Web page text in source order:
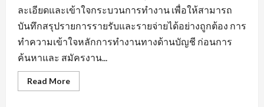
ละเอียดและเข้าใจกระบวนการทำงาน เพื่อให้สามารถ
บันทึกสรุปรายการรายรับและรายจ่ายได้อย่างถูกต้อง การ
ทำความเข้าใจหลักการทำงานทางด้านบัญชี ก่อนการ
ค้นหาและ สมัครงาน...
Read MoreRead
more